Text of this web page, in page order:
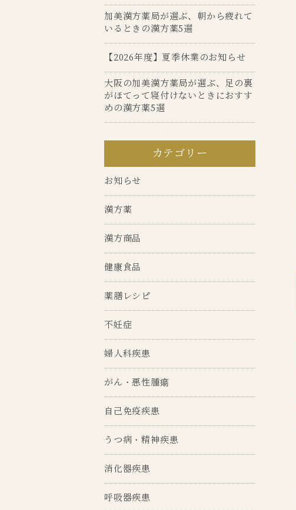
加美漢方薬局が選ぶ、朝から疲れて
いるときの漢方薬5選
【2026年度】夏季休業のお知らせ
大阪の加美漢方薬局が選ぶ、足の裏
がほてって寝付けないときにおすす
めの漢方薬5選
カテゴリー
お知らせ
漢方薬
漢方商品
健康食品
薬膳レシピ
不妊症
婦人科疾患
がん・悪性腫瘍
自己免疫疾患
うつ病・精神疾患
消化器疾患
呼吸器疾患